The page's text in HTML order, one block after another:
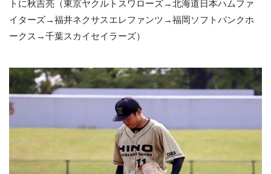
トに秋吉亮（東京ヤクルトスワローズ→北海道日本ハムファ
イターズ→福井ネクサスエレファンツ→福岡ソフトバンクホ
ークス→千葉スカイセイラーズ）